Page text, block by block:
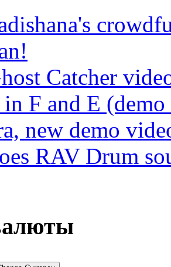
Catcher
F and E
new demo
RAV Drum